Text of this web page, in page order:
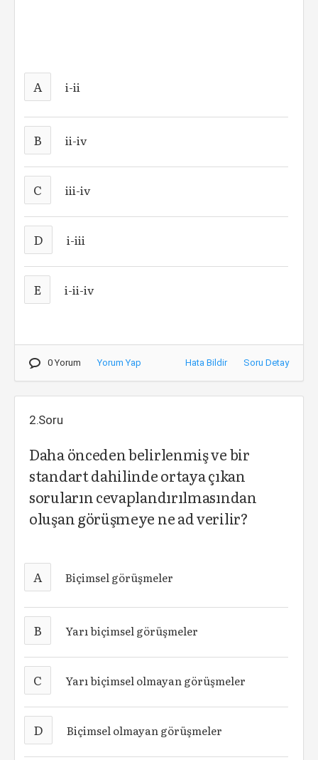
A i-ii
B ii-iv
C iii-iv
D i-iii
E i-ii-iv
0 Yorum Yorum Yap Hata Bildir Soru Detay
2.Soru
Daha önceden belirlenmiş ve bir
standart dahilinde ortaya çıkan
soruların cevaplandırılmasından
oluşan görüşmeye ne ad verilir?
A Biçimsel görüşmeler
B Yarı biçimsel görüşmeler
C Yarı biçimsel olmayan görüşmeler
D Biçimsel olmayan görüşmeler